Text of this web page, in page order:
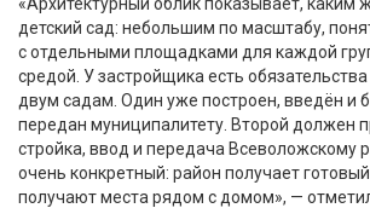
детский сад: небольшим по масштабу,
с отдельными площадками для каждой
средой. У застройщика есть
двум садам. Один уже построен, введён и
передан муниципалитету. Второй должен
стройка, ввод и передача Всеволожскому
очень конкретный: район получает
получают места рядом с домом», —